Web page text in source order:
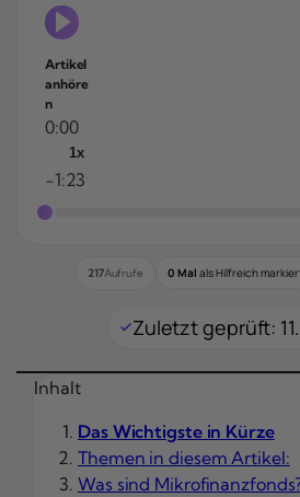
Artikel
anhöre
n
0:00
1x
-1:23
217Aufrufe 0 Mal als Hilfreich
Zuletzt geprüft:
Inhalt
Das Wichtigste in Kürze
Themen in diesem Artikel:
Was sind